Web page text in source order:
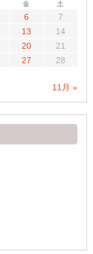
金 土
6
7
13
14
20
21
27
28
11月 »